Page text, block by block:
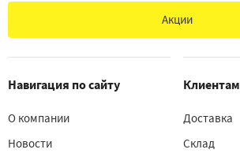
Акции
Навигация по сайту
О компании
Новости
Клиентам
Доставка
Склад